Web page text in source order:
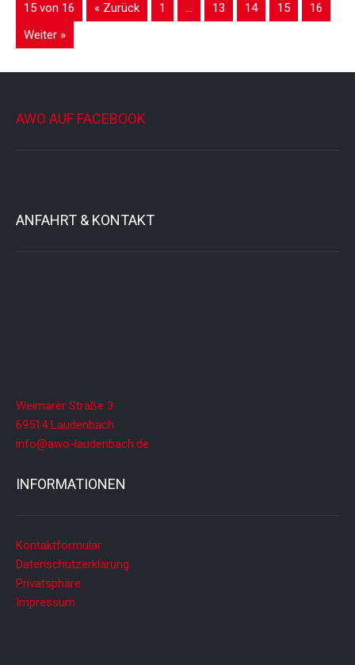
15 von 16 « Zurück 1 … 13 14 15
16
Weiter »
AWO AUF FACEBOOK
ANFAHRT & KONTAKT
Weimarer Straße 3
69514 Laudenbach
info@awo-laudenbach.de
INFORMATIONEN
Kontaktformular
Datenschutzerklärung
Privatsphäre
Impressum